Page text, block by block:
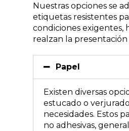
Nuestras opciones se
etiquetas resistentes
condiciones exigentes,
realzan la
Papel
Existen diversas
estucado o
necesidades. Estos
no adhesivas,